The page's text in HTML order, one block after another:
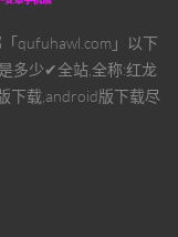
qufuhawl.com」以下
多少✔全站,全称:红龙
下载,android版下载尽